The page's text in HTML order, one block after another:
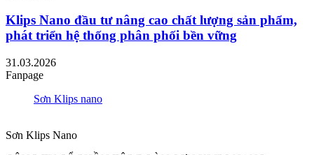
Klips Nano đầu tư nâng cao chất lượng sản phẩm,
phát triển hệ thống phân phối bền vững
31.03.2026
Fanpage
Sơn Klips nano
Sơn Klips Nano